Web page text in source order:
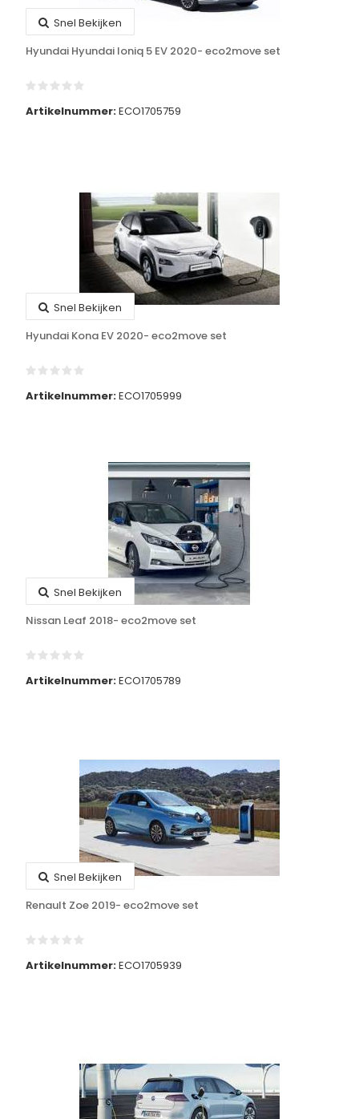
Snel Bekijken
Hyundai Hyundai Ioniq 5 EV 2020- eco2move set
Artikelnummer:ECO1705759
Snel Bekijken
Hyundai Kona EV 2020- eco2move set
Artikelnummer:ECO1705999
Snel Bekijken
Nissan Leaf 2018- eco2move set
Artikelnummer:ECO1705789
Snel Bekijken
Renault Zoe 2019- eco2move set
Artikelnummer:ECO1705939